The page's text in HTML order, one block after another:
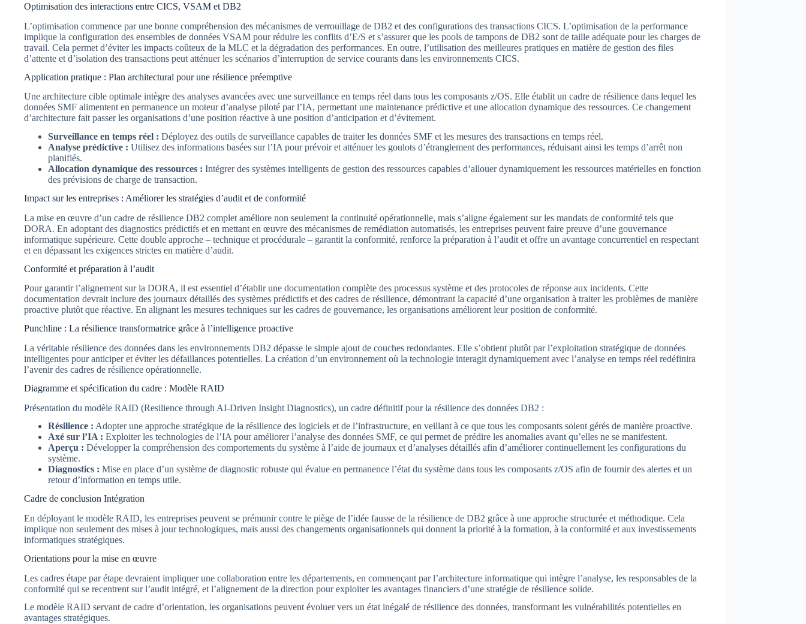
Optimisation des interactions entre CICS, VSAM et DB2
L’optimisation commence par une bonne compréhension des mécanismes de verrouillage de DB2 et des configurations des transactions CICS. L’optimisation de la performance
implique la configuration des ensembles de données VSAM pour réduire les conflits d’E/S et s’assurer que les pools de tampons de DB2 sont de taille adéquate pour les charges de
travail. Cela permet d’éviter les impacts coûteux de la MLC et la dégradation des performances. En outre, l’utilisation des meilleures pratiques en matière de gestion des files
d’attente et d’isolation des transactions peut atténuer les scénarios d’interruption de service courants dans les environnements CICS.
Application pratique : Plan architectural pour une résilience préemptive
Une architecture cible optimale intègre des analyses avancées avec une surveillance en temps réel dans tous les composants z/OS. Elle établit un cadre de résilience dans lequel les
données SMF alimentent en permanence un moteur d’analyse piloté par l’IA, permettant une maintenance prédictive et une allocation dynamique des ressources. Ce changement
d’architecture fait passer les organisations d’une position réactive à une position d’anticipation et d’évitement.
Surveillance en temps réel : Déployez des outils de surveillance capables de traiter les données SMF et les mesures des transactions en temps réel.
Analyse prédictive : Utilisez des informations basées sur l’IA pour prévoir et atténuer les goulots d’étranglement des performances, réduisant ainsi les temps d’arrêt non
planifiés.
Allocation dynamique des ressources : Intégrer des systèmes intelligents de gestion des ressources capables d’allouer dynamiquement les ressources matérielles en fonction
des prévisions de charge de transaction.
Impact sur les entreprises : Améliorer les stratégies d’audit et de conformité
La mise en œuvre d’un cadre de résilience DB2 complet améliore non seulement la continuité opérationnelle, mais s’aligne également sur les mandats de conformité tels que
DORA. En adoptant des diagnostics prédictifs et en mettant en œuvre des mécanismes de remédiation automatisés, les entreprises peuvent faire preuve d’une gouvernance
informatique supérieure. Cette double approche – technique et procédurale – garantit la conformité, renforce la préparation à l’audit et offre un avantage concurrentiel en respectant
et en dépassant les exigences strictes en matière d’audit.
Conformité et préparation à l’audit
Pour garantir l’alignement sur la DORA, il est essentiel d’établir une documentation complète des processus système et des protocoles de réponse aux incidents. Cette
documentation devrait inclure des journaux détaillés des systèmes prédictifs et des cadres de résilience, démontrant la capacité d’une organisation à traiter les problèmes de manière
proactive plutôt que réactive. En alignant les mesures techniques sur les cadres de gouvernance, les organisations améliorent leur position de conformité.
Punchline : La résilience transformatrice grâce à l’intelligence proactive
La véritable résilience des données dans les environnements DB2 dépasse le simple ajout de couches redondantes. Elle s’obtient plutôt par l’exploitation stratégique de données
intelligentes pour anticiper et éviter les défaillances potentielles. La création d’un environnement où la technologie interagit dynamiquement avec l’analyse en temps réel redéfinira
l’avenir des cadres de résilience opérationnelle.
Diagramme et spécification du cadre : Modèle RAID
Présentation du modèle RAID (Resilience through AI-Driven Insight Diagnostics), un cadre définitif pour la résilience des données DB2 :
Résilience : Adopter une approche stratégique de la résilience des logiciels et de l’infrastructure, en veillant à ce que tous les composants soient gérés de manière proactive.
Axé sur l’IA : Exploiter les technologies de l’IA pour améliorer l’analyse des données SMF, ce qui permet de prédire les anomalies avant qu’elles ne se manifestent.
Aperçu : Développer la compréhension des comportements du système à l’aide de journaux et d’analyses détaillés afin d’améliorer continuellement les configurations du
système.
Diagnostics : Mise en place d’un système de diagnostic robuste qui évalue en permanence l’état du système dans tous les composants z/OS afin de fournir des alertes et un
retour d’information en temps utile.
Cadre de conclusion Intégration
En déployant le modèle RAID, les entreprises peuvent se prémunir contre le piège de l’idée fausse de la résilience de DB2 grâce à une approche structurée et méthodique. Cela
implique non seulement des mises à jour technologiques, mais aussi des changements organisationnels qui donnent la priorité à la formation, à la conformité et aux investissements
informatiques stratégiques.
Orientations pour la mise en œuvre
Les cadres étape par étape devraient impliquer une collaboration entre les départements, en commençant par l’architecture informatique qui intègre l’analyse, les responsables de la
conformité qui se recentrent sur l’audit intégré, et l’alignement de la direction pour exploiter les avantages financiers d’une stratégie de résilience solide.
Le modèle RAID servant de cadre d’orientation, les organisations peuvent évoluer vers un état inégalé de résilience des données, transformant les vulnérabilités potentielles en
avantages stratégiques.